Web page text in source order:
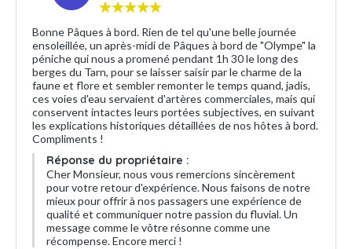
Bonne Pâques à bord. Rien de tel qu'une belle journée
ensoleillée, un après-midi de Pâques à bord de "Olympe" la
péniche qui nous a promené pendant 1h 30 le long des
berges du Tarn, pour se laisser saisir par le charme de la
faune et flore et sembler remonter le temps quand, jadis,
ces voies d'eau servaient d'artères commerciales, mais qui
conservent intactes leurs portées subjectives, en suivant
les explications historiques détaillées de nos hôtes à bord.
Compliments !
Réponse du propriétaire :
Cher Monsieur, nous vous remercions sincèrement
pour votre retour d'expérience. Nous faisons de notre
mieux pour offrir à nos passagers une expérience de
qualité et communiquer notre passion du fluvial. Un
message comme le vôtre résonne comme une
récompense. Encore merci !